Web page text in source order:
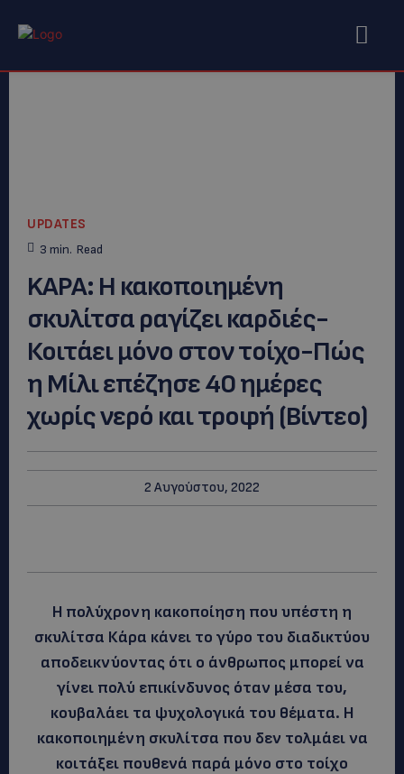
UPDATES
3 min. Read
KAΡΑ: H κακοποιημένη
σκυλίτσα ραγίζει καρδιές-
Κοιτάει μόνο στον τοίχο-Πώς
η Μίλι επέζησε 40 ημέρες
χωρίς νερό και τροφή (Βίντεο)
2 Αυγούστου, 2022
Η πολύχρονη κακοποίηση που υπέστη η
σκυλίτσα Κάρα κάνει το γύρο του διαδικτύου
αποδεικνύοντας ότι ο άνθρωπος μπορεί να
γίνει πολύ επικίνδυνος όταν μέσα του,
κουβαλάει τα ψυχολογικά του θέματα. Η
κακοποιημένη σκυλίτσα που δεν τολμάει να
κοιτάξει πουθενά παρά μόνο στο τοίχο